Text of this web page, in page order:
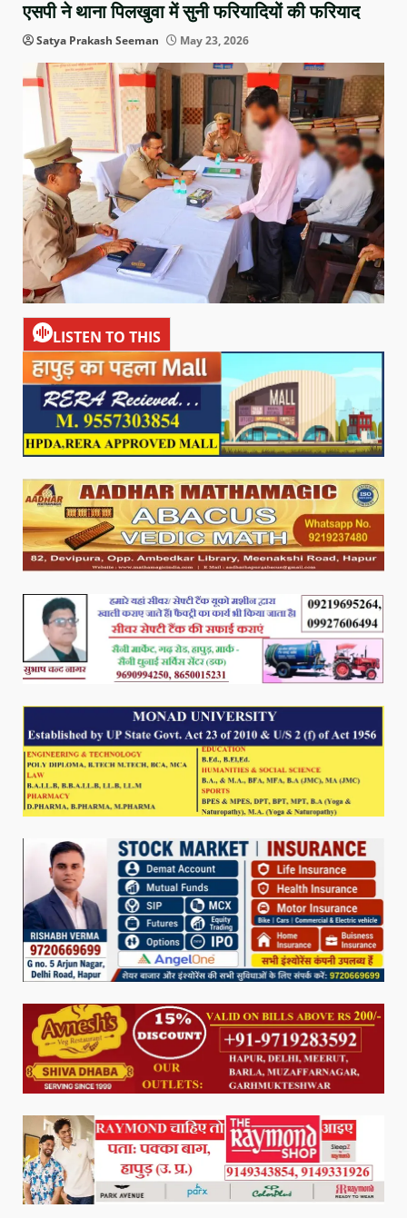
एसपी ने थाना पिलखुवा में सुनी फरियादियों की फरियाद
Satya Prakash Seeman May 23, 2026
LISTEN TO THIS